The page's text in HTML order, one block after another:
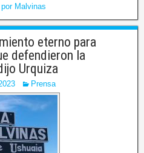
Malvinas
eterno para
defendieron la
Urquiza
Prensa